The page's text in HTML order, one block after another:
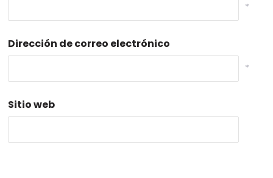
*
Dirección de correo electrónico
*
Sitio web